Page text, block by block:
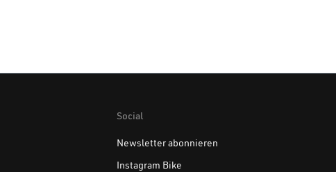
Social
Newsletter abonnieren
Instagram Bike